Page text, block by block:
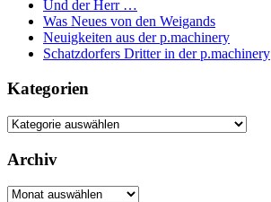
Und der Herr …
Was Neues von den Weigands
Neuigkeiten aus der p.machinery
Schatzdorfers Dritter in der p.machinery
Kategorien
Kategorien
Archiv
Archiv